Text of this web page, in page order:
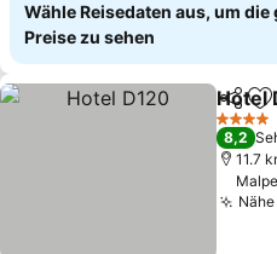
Wähle Reisedaten aus, um die
Preise zu sehen
Teilen
Hotel
4 Sterne
8,2
11.7